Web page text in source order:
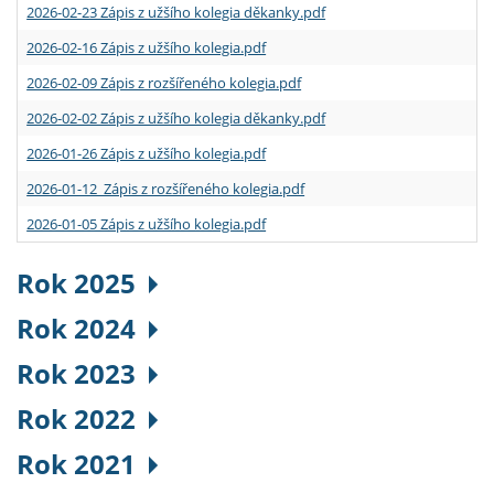
2026-02-23 Zápis z užšího kolegia děkanky.pdf
2026-02-16 Zápis z užšího kolegia.pdf
2026-02-09 Zápis z rozšířeného kolegia.pdf
2026-02-02 Zápis z užšího kolegia děkanky.pdf
2026-01-26 Zápis z užšího kolegia.pdf
2026-01-12 Zápis z rozšířeného kolegia.pdf
2026-01-05 Zápis z užšího kolegia.pdf
Rok 2025
Rok 2024
Rok 2023
Rok 2022
Rok 2021